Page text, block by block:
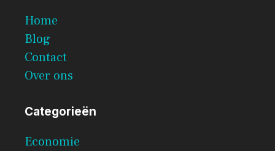
Home
Blog
Contact
Over ons
Categorieën
Economie